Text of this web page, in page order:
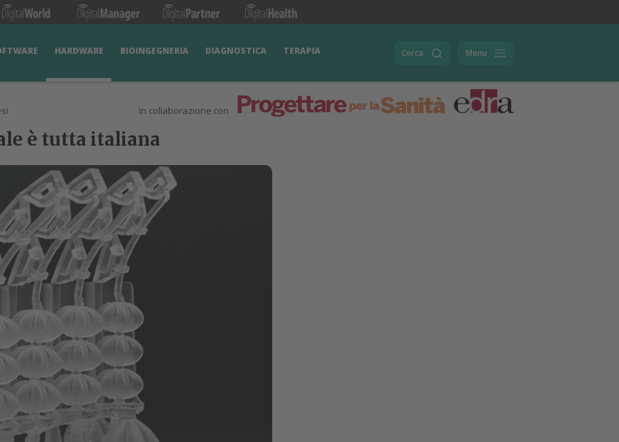
HARDWARE BIOINGEGNERIA DIAGNOSTICA TERAPIA Cerca Menu
In collaborazione con
è tutta italiana